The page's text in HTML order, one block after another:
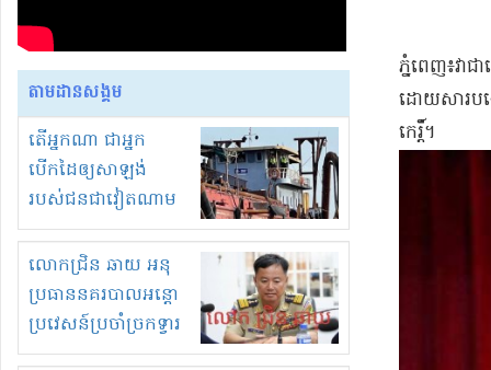
តាមដានសង្គម
តើអ្នកណា ជាអ្នក
បើកដៃឲ្យសាឡង់
របស់ជនជាវៀតណាម
ចូល មកខុស
ច្បាប់លួចបូមខ្សាច់នៅ
ក្នុងប្រទេសកម្ពុជា
លោកជ្រិន ឆាយ អនុ
ប្រធាននគរបាលអន្តោ
ប្រវេសន៍ប្រចាំច្រកទ្វារ
ព្រំដែនភ្នំឌិន និងឈ្មួញ
ភ្នំពេញ​៖​វា​
ដោយសារ​បង្
កេរ្តិ៍​។​